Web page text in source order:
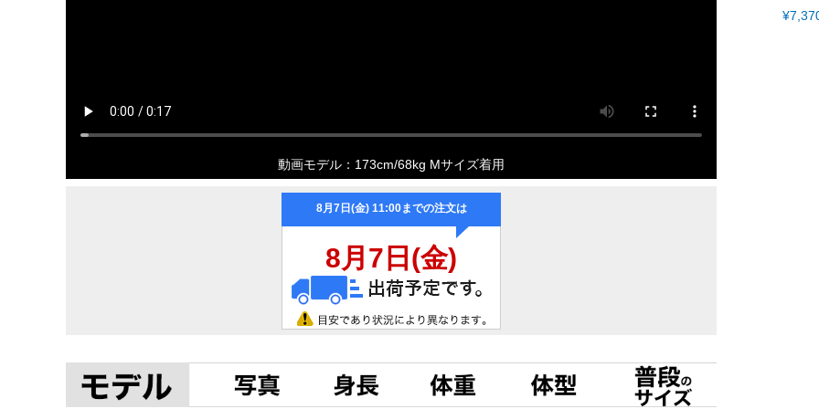
動画モデル：173cm/68kg Mサイズ着用
¥